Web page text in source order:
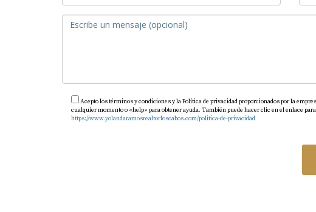
Acepto los términos y condiciones y la Política de privacidad proporcionados por la
cualquier momento o «help» para obtener ayuda. También puede hacer clic en el enlace
https://www.yolandaramosrealtorloscabos.com/politica-de-privacidad